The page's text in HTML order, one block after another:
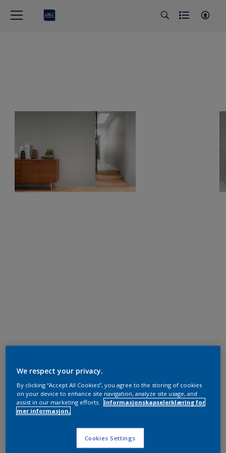
We respect your privacy.
By clicking “Accept All Cookies”, you agree to the storing of cookies
on your device to enhance site navigation, analyze site usage, and
assist in our marketing efforts.
Informasjonskapselerklæring for
mer informasjon.
Cookies Settings